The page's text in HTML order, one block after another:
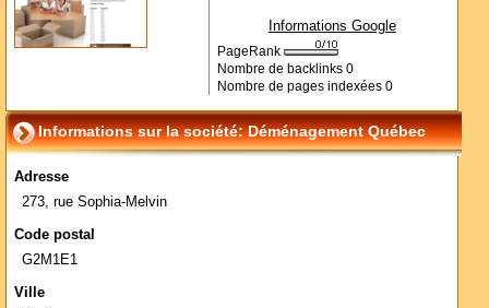
Informations Google
PageRank
Nombre de backlinks 0
Nombre de pages indexées 0
Informations sur la société: Déménagement Québec
Adresse
273, rue Sophia-Melvin
Code postal
G2M1E1
Ville